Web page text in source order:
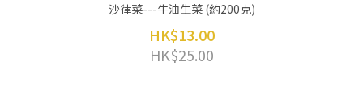
沙律菜---牛油生菜 (約200克)
HK$13.00
HK$25.00